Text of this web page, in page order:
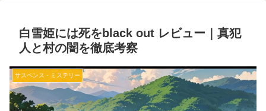
白雪姫には死をblack out レビュー｜真犯
人と村の闇を徹底考察
サスペンス・ミステリー